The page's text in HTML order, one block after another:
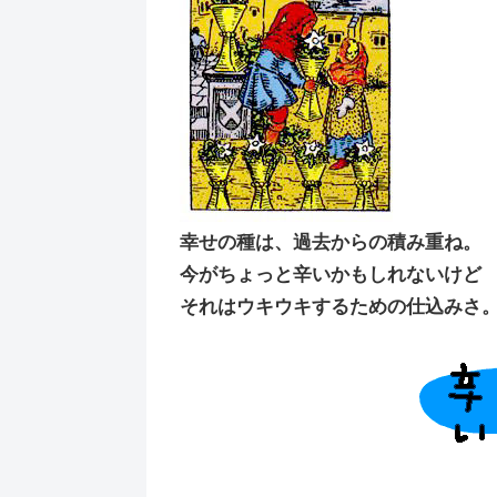
幸せの種は、過去からの積み重ね。
今がちょっと辛いかもしれないけど
それはウキウキするための仕込みさ